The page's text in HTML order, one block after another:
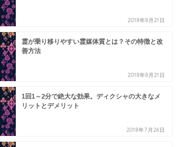
2018年8月21日
霊が乗り移りやすい霊媒体質とは？その特徴と改
善方法
2018年8月21日
1回1～2分で絶大な効果。ディクシャの大きなメ
リットとデメリット
2018年7月26日